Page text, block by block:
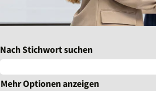
Nach Stichwort suchen
Mehr Optionen anzeigen